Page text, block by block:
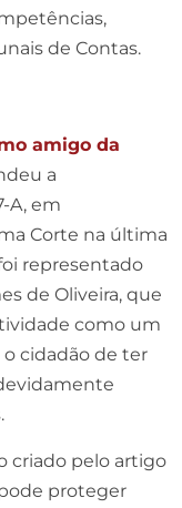
de Contas.
amigo da
a
A, em
Corte na última
representado
de Oliveira, que
como um
o cidadão de ter
criado pelo artigo
proteger